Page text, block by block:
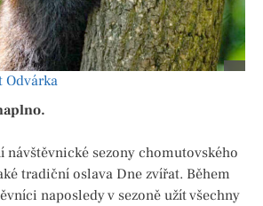
Odvárka
návštěvnické sezony chomutovského
tradiční oslava Dne zvířat. Během
naposledy v sezoně užít všechny